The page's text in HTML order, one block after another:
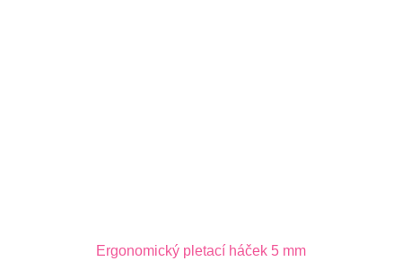
Ergonomický pletací háček 5 mm